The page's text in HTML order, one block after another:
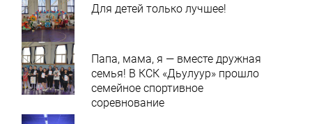
Для детей только лучшее!
Папа, мама, я — вместе дружная
семья! В КСК «Дьулуур» прошло
семейное спортивное
соревнование